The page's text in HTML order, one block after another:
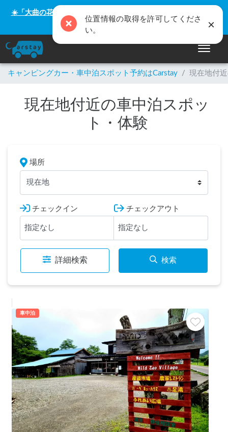
☀️「大曲の花火」をキャンピングカーで最高の思い出にしません
か？
ナビゲ
キャンピングカー・車中泊スポット予約はCarstay / 現在地付
現在地付近の車中泊スポッ
ト・体験
場所
現在地
チェックイン チェックアウト
詳細検索 検索
車中泊